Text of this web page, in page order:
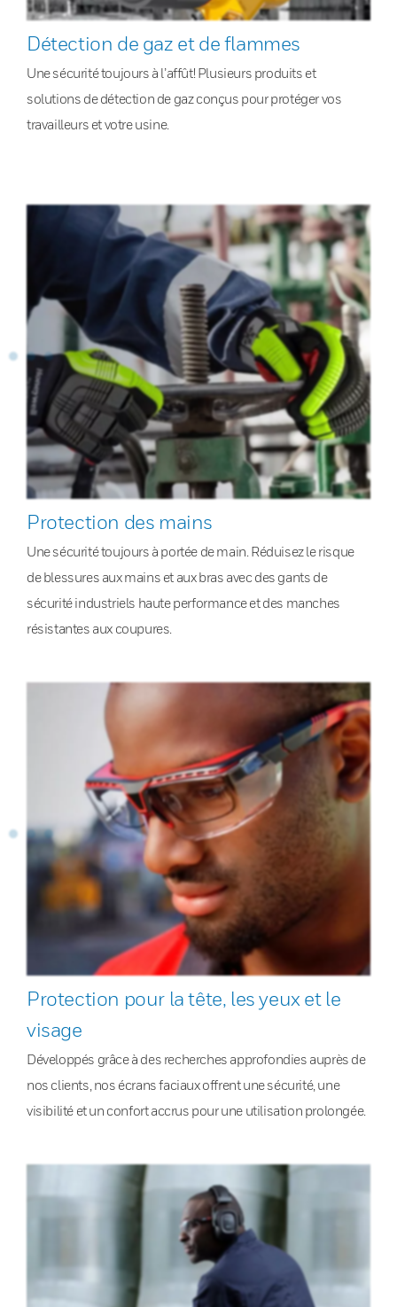
Détection de gaz et de flammes
Une sécurité toujours à l’affût! Plusieurs produits et
solutions de détection de gaz conçus pour protéger vos
travailleurs et votre usine.
Protection des mains
Une sécurité toujours à portée de main. Réduisez le risque
de blessures aux mains et aux bras avec des gants de
sécurité industriels haute performance et des manches
résistantes aux coupures.
Protection pour la tête, les yeux et le
visage
Développés grâce à des recherches approfondies auprès de
nos clients, nos écrans faciaux offrent une sécurité, une
visibilité et un confort accrus pour une utilisation prolongée.